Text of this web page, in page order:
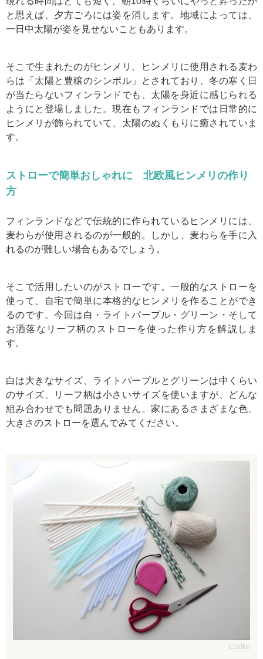
と思えば、夕方ごろには姿を消します。地域によっては、
一日中太陽が姿を見せないこともあります。
そこで生まれたのがヒンメリ。ヒンメリに使用される麦わ
らは「太陽と豊穣のシンボル」とされており、冬の寒く日
が当たらないフィンランドでも、太陽を身近に感じられる
ようにと登場しました。現在もフィンランドでは日常的に
ヒンメリが飾られていて、太陽のぬくもりに癒されていま
す。
ストローで簡単おしゃれに 北欧風ヒンメリの作り
方
フィンランドなどで伝統的に作られているヒンメリには、
麦わらが使用されるのが一般的。しかし、麦わらを手に入
れるのが難しい場合もあるでしょう。
そこで活用したいのがストローです。一般的なストローを
使って、自宅で簡単に本格的なヒンメリを作ることができ
るのです。今回は白・ライトパープル・グリーン・そして
お洒落なリーフ柄のストローを使った作り方を解説しま
す。
白は大きなサイズ、ライトパープルとグリーンは中くらい
のサイズ、リーフ柄は小さいサイズを使いますが、どんな
組み合わせでも問題ありません。家にあるさまざまな色、
大きさのストローを選んでみてください。
Craftie